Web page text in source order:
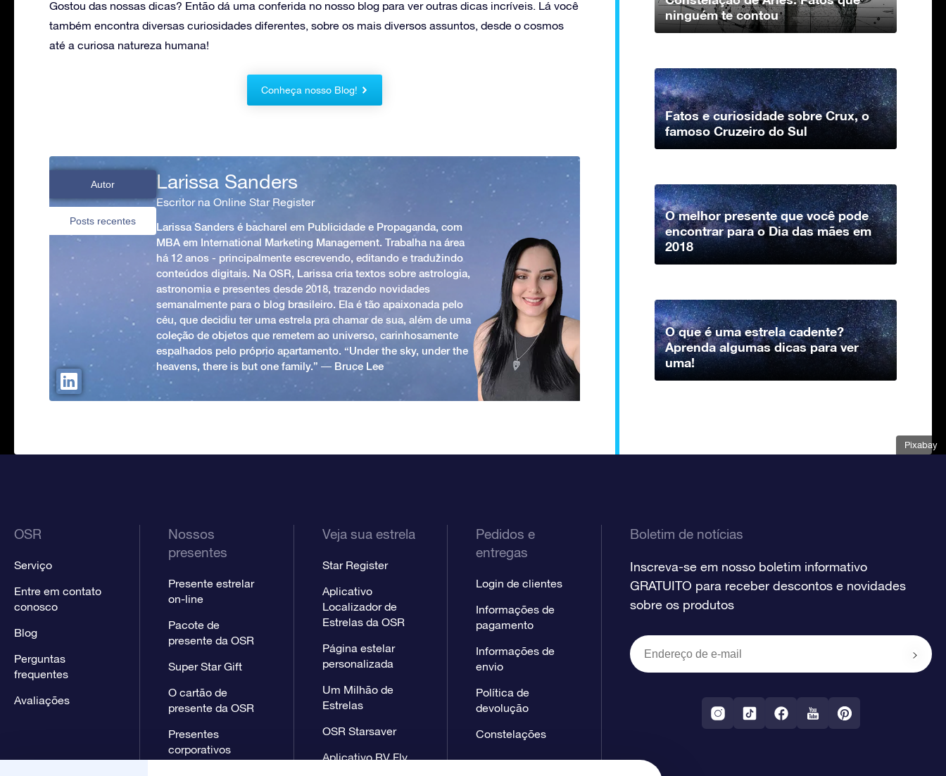
Pixabay
Gostou das nossas dicas? Então dá uma conferida no nosso blog para ver outras dicas incríveis. Lá você
também encontra diversas curiosidades diferentes, sobre os mais diversos assuntos, desde o cosmos
até a curiosa natureza humana!
Conheça nosso Blog!
Autor
Posts recentes
Larissa Sanders
Escritor na Online Star Register
Larissa Sanders é bacharel em Publicidade e Propaganda, com
MBA em International Marketing Management. Trabalha na área
há 12 anos - principalmente escrevendo, editando e traduzindo
conteúdos digitais. Na OSR, Larissa cria textos sobre astrologia,
astronomia e presentes desde 2018, trazendo novidades
semanalmente para o blog brasileiro. Ela é tão apaixonada pelo
céu, que decidiu ter uma estrela pra chamar de sua, além de uma
coleção de objetos que remetem ao universo, carinhosamente
espalhados pelo próprio apartamento. “Under the sky, under the
heavens, there is but one family.” ― Bruce Lee
ninguém te contou
Fatos e curiosidade sobre Crux, o
famoso Cruzeiro do Sul
O melhor presente que você pode
encontrar para o Dia das mães em
2018
O que é uma estrela cadente?
Aprenda algumas dicas para ver
uma!
OSR
Serviço
Entre em contato
conosco
Blog
Perguntas
frequentes
Avaliações
Nossos
presentes
Presente estrelar
on-line
Pacote de
presente da OSR
Super Star Gift
O cartão de
presente da OSR
Presentes
corporativos
Veja sua estrela
Star Register
Aplicativo
Localizador de
Estrelas da OSR
Página estelar
personalizada
Um Milhão de
Estrelas
OSR Starsaver
Aplicativo RV Fly
Pedidos e
entregas
Login de clientes
Informações de
pagamento
Informações de
envio
Política de
devolução
Constelações
Boletim de notícias
Inscreva-se em nosso boletim informativo
GRATUITO para receber descontos e novidades
sobre os produtos